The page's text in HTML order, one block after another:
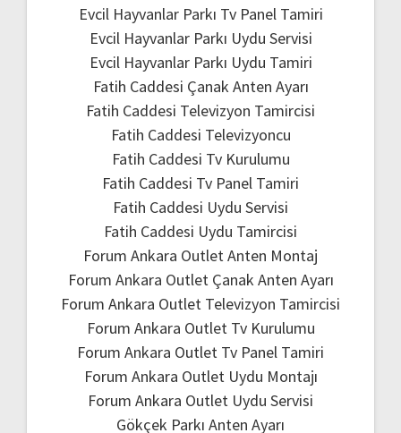
Evcil Hayvanlar Parkı Tv Panel Tamiri
Evcil Hayvanlar Parkı Uydu Servisi
Evcil Hayvanlar Parkı Uydu Tamiri
Fatih Caddesi Çanak Anten Ayarı
Fatih Caddesi Televizyon Tamircisi
Fatih Caddesi Televizyoncu
Fatih Caddesi Tv Kurulumu
Fatih Caddesi Tv Panel Tamiri
Fatih Caddesi Uydu Servisi
Fatih Caddesi Uydu Tamircisi
Forum Ankara Outlet Anten Montaj
Forum Ankara Outlet Çanak Anten Ayarı
Forum Ankara Outlet Televizyon Tamircisi
Forum Ankara Outlet Tv Kurulumu
Forum Ankara Outlet Tv Panel Tamiri
Forum Ankara Outlet Uydu Montajı
Forum Ankara Outlet Uydu Servisi
Gökçek Parkı Anten Ayarı